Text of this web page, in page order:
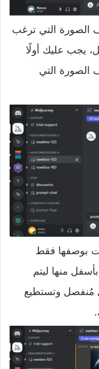
الصورة التي ترغب
يجب عليك أولًا
التي
بوصفها فقط
منها ليتم
مُنفصل وتستطيع